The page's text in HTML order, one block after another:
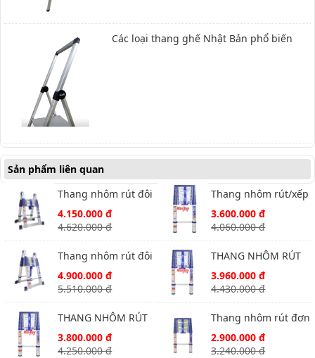
Các loại thang ghế Nhật Bản phổ biến
Sản phẩm liên quan
Thang nhôm rút đôi
Nikawa NK-44AI-Pri
4.150.000 đ
4.620.000 đ
Thang nhôm rút/xếp
đơn chính hãng
Nikawa NK-50 5m
3.600.000 đ
4.060.000 đ
Thang nhôm rút đôi
Nikawa NK-56AI-Pri
4.900.000 đ
5.510.000 đ
THANG NHÔM RÚT
ĐƠN NIKAWA NK-60
3.960.000 đ
4.430.000 đ
THANG NHÔM RÚT
ĐƠN NIKAWA NK-54
3.800.000 đ
4.250.000 đ
Thang nhôm rút đơn
Nikawa NK-32
2.900.000 đ
3.240.000 đ